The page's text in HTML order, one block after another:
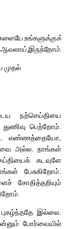
உங்களுக்குக்
ஆவலாய் இருந்தோம்.
முதல்
நற்செய்தியை
துணிவு பெற்றோம்.
எண்ணத்தையோ,
அல்ல. நாங்கள்
கடவுளே
பேசுகிறோம்.
சோதித்தறியும்
இல்லை.
போர்வையில்